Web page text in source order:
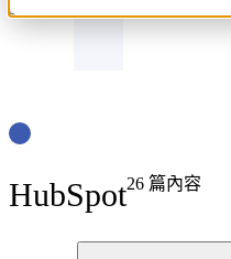
HubSpot26 篇內容